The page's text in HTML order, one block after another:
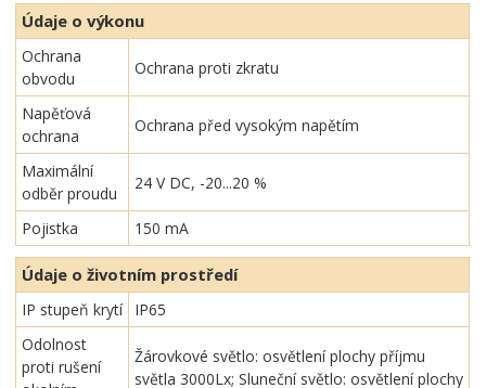
Údaje o výkonu
Ochrana
obvodu
Ochrana proti zkratu
Napěťová
ochrana
Ochrana před vysokým napětím
Maximální
odběr proudu
24 V DC, -20...20 %
Pojistka 150 mA
Údaje o životním prostředí
IP stupeň krytí
IP65
Odolnost
proti rušení
Žárovkové světlo: osvětlení plochy příjmu
světla 3000Lx; Sluneční světlo: osvětlení plochy